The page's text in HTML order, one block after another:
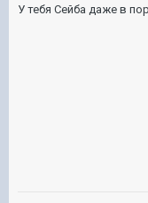
У тебя Сейба даже в